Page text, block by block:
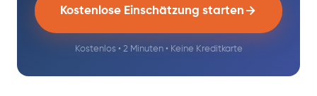
Kostenlose Einschätzung starten
Kostenlos • 2 Minuten • Keine Kreditkarte